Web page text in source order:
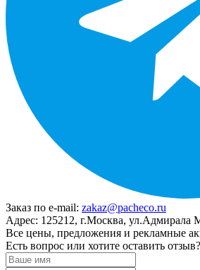
Заказ по e-mail: zakaz@pacheco.ru
Адрес: 125212, г.Москва, ул.Адмирала
Все цены, предложения и рекламные
Есть вопрос или хотите оставить отзыв?